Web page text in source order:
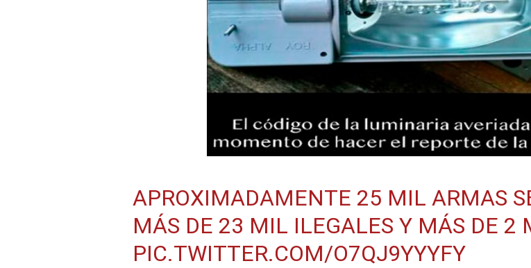
APROXIMADAMENTE 25 MIL ARMAS
MÁS DE 23 MIL ILEGALES Y MÁS DE 2
PIC.TWITTER.COM/O7QJ9YYYFY